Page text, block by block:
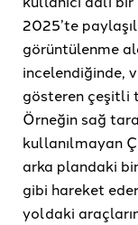
2025’te
görüntülenme
incelendiğinde,
gösteren çeşitli
Örneğin sağ
kullanılmayan
arka plandaki
gibi hareket
yoldaki